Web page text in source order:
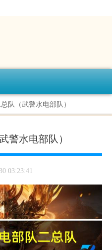
队（武警水电部队）
警水电部队）
03:23:41